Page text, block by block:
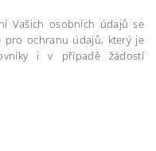
Vašich osobních údajů se
pro ochranu údajů, který je
i v případě žádostí